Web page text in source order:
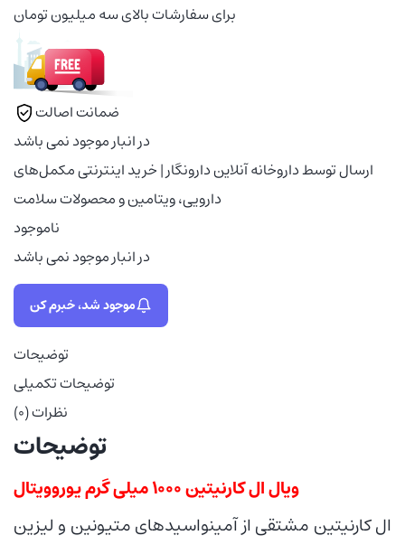
برای سفارشات بالای سه میلیون تومان
ضمانت اصالت
در انبار موجود نمی باشد
ارسال توسط داروخانه آنلاین دارونگار | خرید اینترنتی مکمل‌های
دارویی، ویتامین و محصولات سلامت
ناموجود
در انبار موجود نمی باشد
موجود شد، خبرم کن
توضیحات
توضیحات تکمیلی
نظرات (0)
توضیحات
ویال ال کارنیتین 1000 میلی گرم یوروویتال
ال کارنیتین مشتقی از آمینواسیدهای متیونین و لیزین